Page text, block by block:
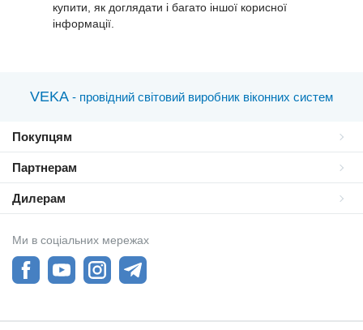
купити, як доглядати і багато іншої корисної
інформації.
VEKA - провідний світовий виробник віконних систем
Покупцям
Партнерам
Дилерам
Ми в соціальних мережах